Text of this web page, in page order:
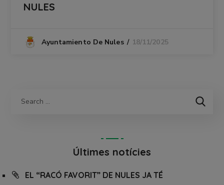
NULES
Ayuntamiento De Nules 18/11/2025
Últimes notícies
EL “RACÓ FAVORIT” DE NULES JA TÉ